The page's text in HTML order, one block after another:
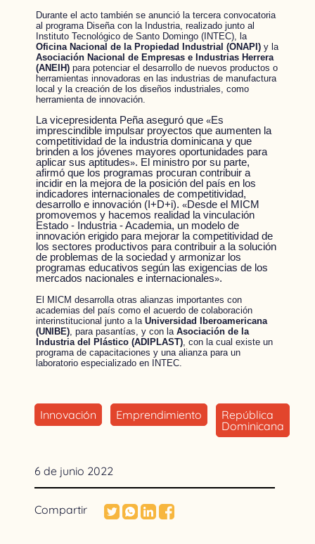
Durante el acto también se anunció la tercera convocatoria
al programa Diseña con la Industria, realizado junto al
Instituto Tecnológico de Santo Domingo (INTEC), la
Oficina Nacional de la Propiedad Industrial (ONAPI) y la
Asociación Nacional de Empresas e Industrias Herrera
(ANEIH)para potenciar el desarrollo de nuevos productos o
herramientas innovadoras en las industrias de manufactura
local y la creación de los diseños industriales, como
herramienta de innovación.
La vicepresidenta Peña aseguró que «Es
imprescindible impulsar proyectos que aumenten la
competitividad de la industria dominicana y que
brinden a los jóvenes mayores oportunidades para
aplicar sus aptitudes». El ministro por su parte,
afirmó que los programas procuran contribuir a
incidir en la mejora de la posición del país en los
indicadores internacionales de competitividad,
desarrollo e innovación (I+D+i). «Desde el MICM
promovemos y hacemos realidad la vinculación
Estado - Industria - Academia, un modelo de
innovación erigido para mejorar la competitividad de
los sectores productivos para contribuir a la solución
de problemas de la sociedad y armonizar los
programas educativos según las exigencias de los
mercados nacionales e internacionales».
El MICM desarrolla otras alianzas importantes con
academias del país como el acuerdo de colaboración
interinstitucional junto a la Universidad Iberoamericana
(UNIBE), para pasantías, y con la Asociación de la
Industria del Plástico (ADIPLAST), con la cual existe un
programa de capacitaciones y una alianza para un
laboratorio especializado en INTEC.
Innovación Emprendimiento
República
Dominicana
6 de junio 2022
Compartir